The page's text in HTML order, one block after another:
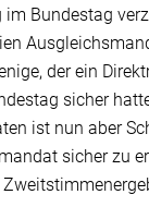
Bundestag
der ein
sicher
ist nun aber
sicher zu